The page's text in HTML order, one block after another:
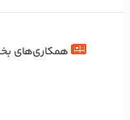
همکاری‌های